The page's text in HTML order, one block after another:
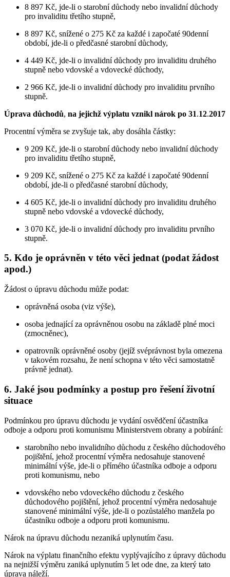
8 897 Kč, jde-li o starobní důchody nebo invalidní důchody
pro invaliditu třetího stupně,
8 897 Kč, snížené o 275 Kč za každé i započaté 90denní
období, jde-li o předčasné starobní důchody,
4 449 Kč, jde-li o invalidní důchody pro invaliditu druhého
stupně nebo vdovské a vdovecké důchody,
2 966 Kč, jde-li o invalidní důchody pro invaliditu prvního
stupně.
Úprava důchodů, na jejichž výplatu vznikl nárok po 31.12.2017
Procentní výměra se zvyšuje tak, aby dosáhla částky:
9 209 Kč, jde-li o starobní důchody nebo invalidní důchody
pro invaliditu třetího stupně,
9 209 Kč, snížené o 275 Kč za každé i započaté 90denní
období, jde-li o předčasné starobní důchody,
4 605 Kč, jde-li o invalidní důchody pro invaliditu druhého
stupně nebo vdovské a vdovecké důchody,
3 070 Kč, jde-li o invalidní důchody pro invaliditu prvního
stupně.
5. Kdo je oprávněn v této věci jednat (podat žádost
apod.)
Žádost o úpravu důchodu může podat:
oprávněná osoba (viz výše),
osoba jednající za oprávněnou osobu na základě plné moci
(zmocněnec),
opatrovník oprávněné osoby (jejíž svéprávnost byla omezena
v takovém rozsahu, že není schopna v této věci samostatně
právně jednat).
6. Jaké jsou podmínky a postup pro řešení životní
situace
Podmínkou pro úpravu důchodu je vydání osvědčení účastníka
odboje a odporu proti komunismu Ministerstvem obrany a pobírání:
starobního nebo invalidního důchodu z českého důchodového
pojištění, jehož procentní výměra nedosahuje stanovené
minimální výše, jde-li o přímého účastníka odboje a odporu
proti komunismu, nebo
vdovského nebo vdoveckého důchodu z českého
důchodového pojištění, jehož procentní výměra nedosahuje
stanovené minimální výše, jde-li o pozůstalého manžela po
účastníku odboje a odporu proti komunismu.
Nárok na úpravu důchodu nezaniká uplynutím času.
Nárok na výplatu finančního efektu vyplývajícího z úpravy důchodu
na nejnižší výměru zaniká uplynutím 5 let ode dne, za který tato
úprava náleží.